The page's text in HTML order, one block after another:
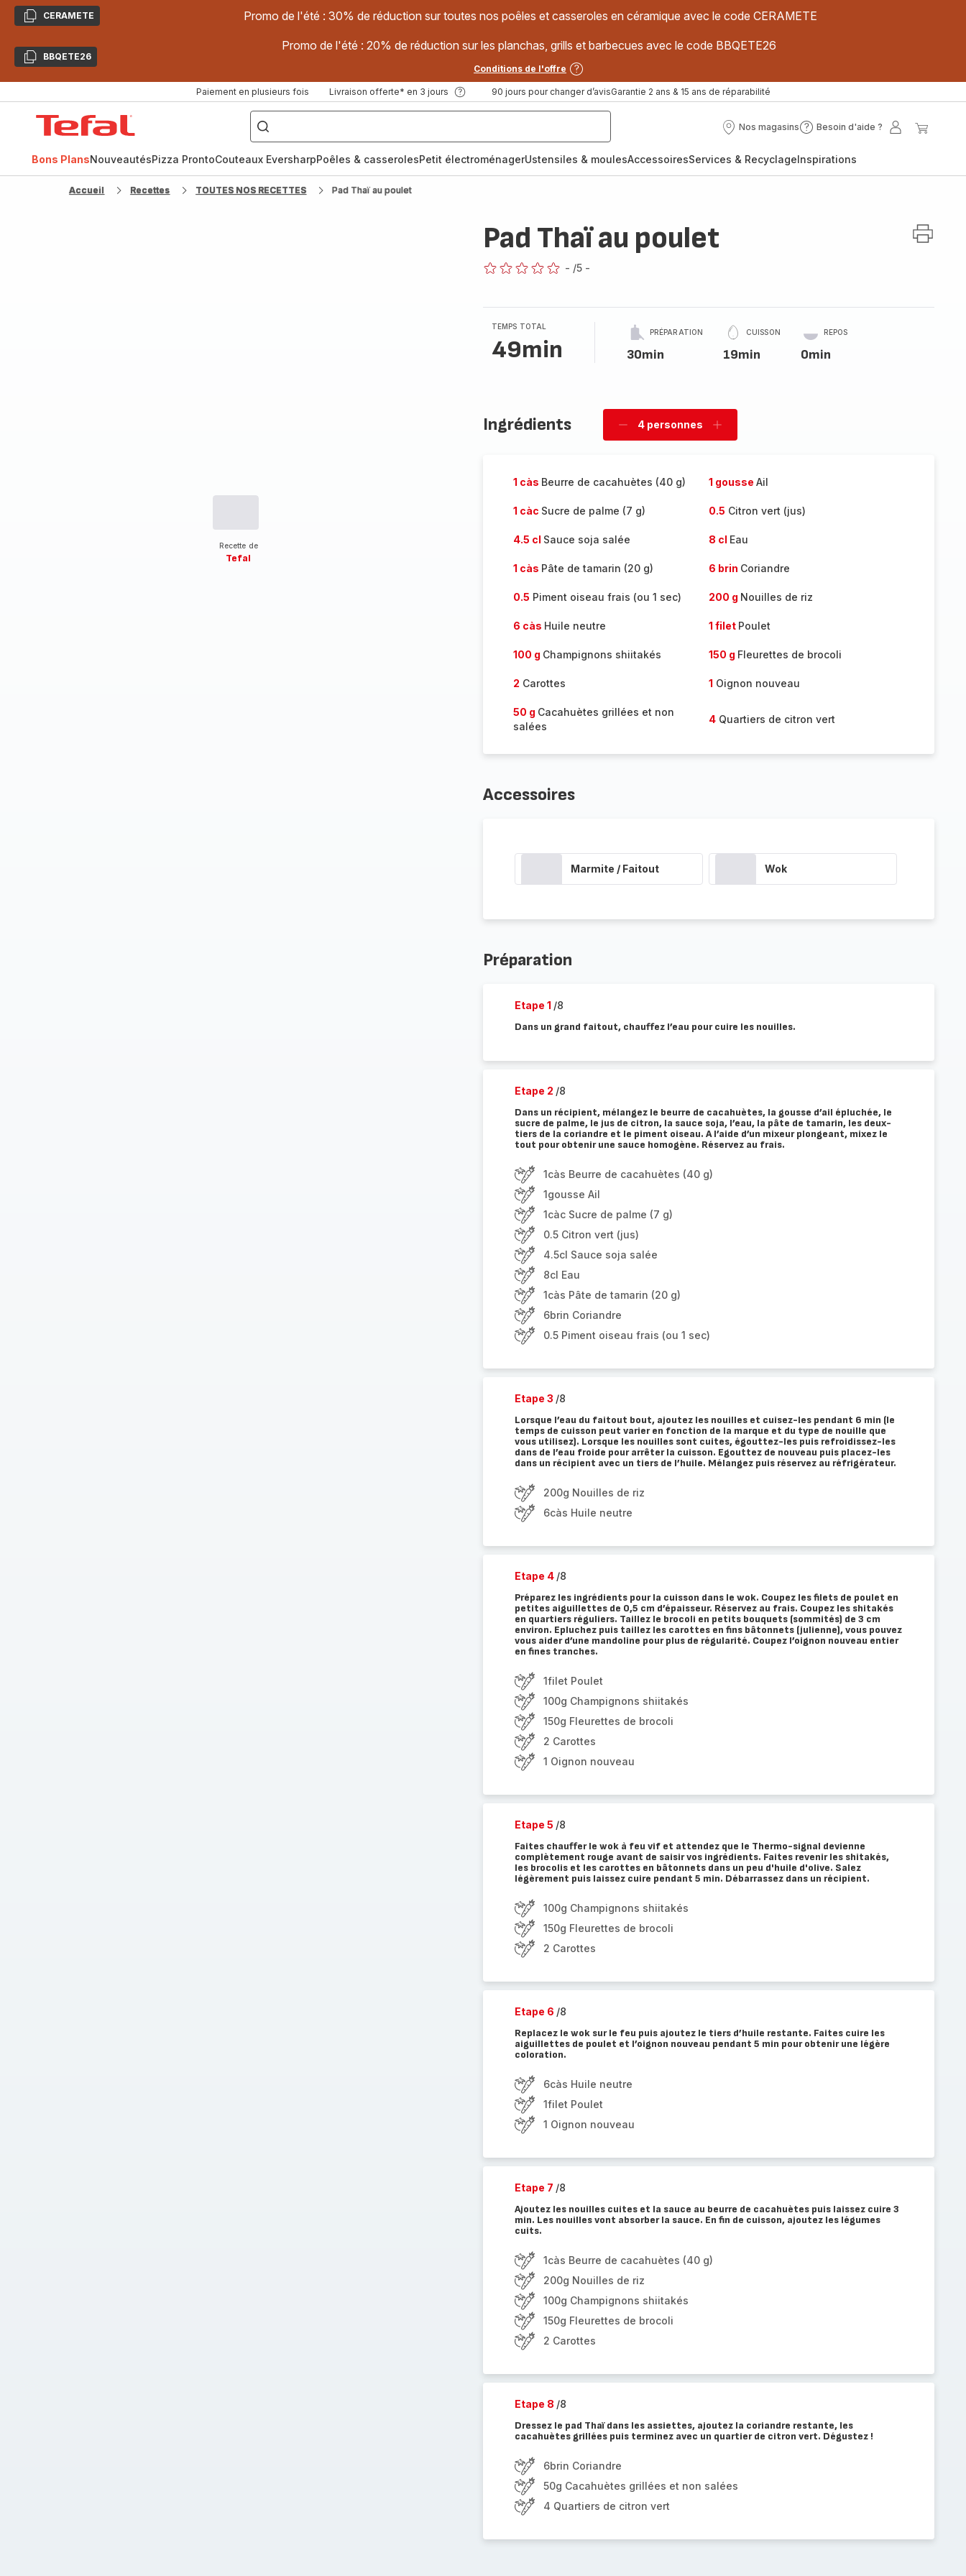
CopierCERAMETE Promo de l'été : 30% de réduction sur toutes nos poêles et casseroles en céramique avec le code CERAMETE
CopierBBQETE26
Promo de l'été : 20% de réduction sur les planchas, grills et barbecues avec le code BBQETE26
Conditions de l'offre
Paiement en plusieurs fois Livraison offerte* en 3 jours 90 jours pour changer d’avisGarantie 2 ans & 15 ans de réparabilité
["Poêles
inox,
Cake
Factory,
Nos magasins
Nos
Besoin d'aide ?
Besoin
?
Mon
Bons PlansNouveautésPizza ProntoCouteaux EversharpPoêles & casserolesPetit électroménagerUstensiles & moulesAccessoiresServices & RecyclageInspirations
Accueil Recettes TOUTES NOS RECETTES Pad Thaï au poulet
Recette de
Tefal
Pad Thaï au poulet
- /5 -
TEMPS TOTAL
49min
PRÉPARATION
30min
CUISSON
19min
REPOS
0min
Ingrédients
Supprimer
4 personnes
Ajouter
1 càs Beurre de cacahuètes (40 g) 1 gousse Ail
1 càc Sucre de palme (7 g) 0.5 Citron vert (jus)
4.5 cl Sauce soja salée 8 cl Eau
1 càs Pâte de tamarin (20 g) 6 brin Coriandre
0.5 Piment oiseau frais (ou 1 sec) 200 g Nouilles de riz
6 càs Huile neutre 1 filet Poulet
100 g Champignons shiitakés 150 g Fleurettes de brocoli
2 Carottes 1 Oignon nouveau
50 g Cacahuètes grillées et non
salées
4Quartiers de citron vert
Accessoires
Marmite / Faitout Wok
Préparation
Etape 1 /8
Dans un grand faitout, chauffez l’eau pour cuire les nouilles.
Etape 2 /8
Dans un récipient, mélangez le beurre de cacahuètes, la gousse d’ail épluchée, le
sucre de palme, le jus de citron, la sauce soja, l’eau, la pâte de tamarin, les deux-
tiers de la coriandre et le piment oiseau. A l’aide d’un mixeur plongeant, mixez le
tout pour obtenir une sauce homogène. Réservez au frais.
1càs Beurre de cacahuètes (40 g)
1gousse Ail
1càc Sucre de palme (7 g)
0.5 Citron vert (jus)
4.5cl Sauce soja salée
8cl Eau
1càs Pâte de tamarin (20 g)
6brin Coriandre
0.5 Piment oiseau frais (ou 1 sec)
Etape 3 /8
Lorsque l’eau du faitout bout, ajoutez les nouilles et cuisez-les pendant 6 min (le
temps de cuisson peut varier en fonction de la marque et du type de nouille que
vous utilisez). Lorsque les nouilles sont cuites, égouttez-les puis refroidissez-les
dans de l’eau froide pour arrêter la cuisson. Egouttez de nouveau puis placez-les
dans un récipient avec un tiers de l’huile. Mélangez puis réservez au réfrigérateur.
200g Nouilles de riz
6càs Huile neutre
Etape 4 /8
Préparez les ingrédients pour la cuisson dans le wok. Coupez les filets de poulet en
petites aiguillettes de 0,5 cm d’épaisseur. Réservez au frais. Coupez les shitakés
en quartiers réguliers. Taillez le brocoli en petits bouquets (sommités) de 3 cm
environ. Epluchez puis taillez les carottes en fins bâtonnets (julienne), vous pouvez
vous aider d’une mandoline pour plus de régularité. Coupez l’oignon nouveau entier
en fines tranches.
1filet Poulet
100g Champignons shiitakés
150g Fleurettes de brocoli
2 Carottes
1 Oignon nouveau
Etape 5 /8
Faites chauffer le wok à feu vif et attendez que le Thermo-signal devienne
complètement rouge avant de saisir vos ingrédients. Faites revenir les shitakés,
les brocolis et les carottes en bâtonnets dans un peu d'huile d'olive. Salez
légèrement puis laissez cuire pendant 5 min. Débarrassez dans un récipient.
100g Champignons shiitakés
150g Fleurettes de brocoli
2 Carottes
Etape 6 /8
Replacez le wok sur le feu puis ajoutez le tiers d’huile restante. Faites cuire les
aiguillettes de poulet et l’oignon nouveau pendant 5 min pour obtenir une légère
coloration.
6càs Huile neutre
1filet Poulet
1 Oignon nouveau
Etape 7 /8
Ajoutez les nouilles cuites et la sauce au beurre de cacahuètes puis laissez cuire 3
min. Les nouilles vont absorber la sauce. En fin de cuisson, ajoutez les légumes
cuits.
1càs Beurre de cacahuètes (40 g)
200g Nouilles de riz
100g Champignons shiitakés
150g Fleurettes de brocoli
2 Carottes
Etape 8 /8
Dressez le pad Thaï dans les assiettes, ajoutez la coriandre restante, les
cacahuètes grillées puis terminez avec un quartier de citron vert. Dégustez !
6brin Coriandre
50g Cacahuètes grillées et non salées
4 Quartiers de citron vert